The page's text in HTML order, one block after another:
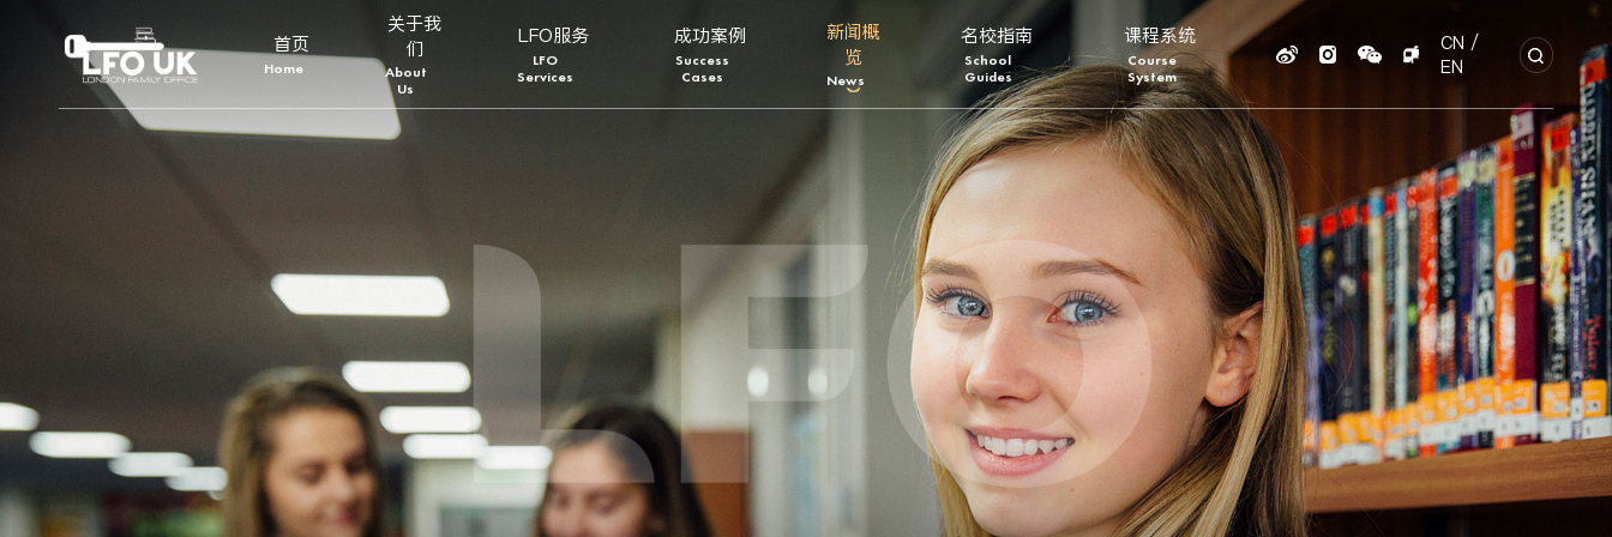
首页
Home
关于我
们
About
Us
LFO服务
LFO
Services
成功案例
Success
Cases
新闻概
览
News
名校指南
School
Guides
课程系统
Course
System
CN /
EN